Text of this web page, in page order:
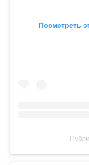
Посмотреть